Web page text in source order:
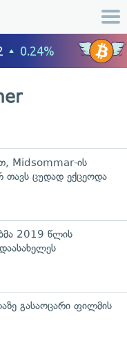
Midsommar-ის
თავს ცუდად ექცეოდა
2019 წლის
გასაოცარი ფილმის